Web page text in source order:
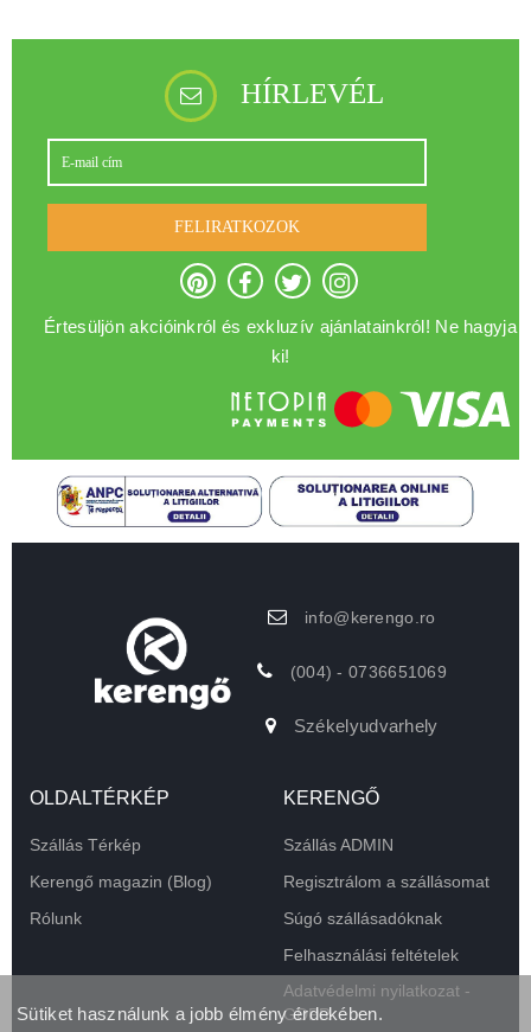
HÍRLEVÉL
FELIRATKOZOK
Értesüljön akcióinkról és exkluzív ajánlatainkról! Ne hagyja
ki!
info@kerengo.ro
(004) - 0736651069
Székelyudvarhely
OLDALTÉRKÉP
Szállás Térkép
Kerengő magazin (Blog)
Rólunk
KERENGŐ
Szállás ADMIN
Regisztrálom a szállásomat
Súgó szállásadóknak
Felhasználási feltételek
Adatvédelmi nyilatkozat -
GDPR
Sütiket használunk a jobb élmény érdekében.